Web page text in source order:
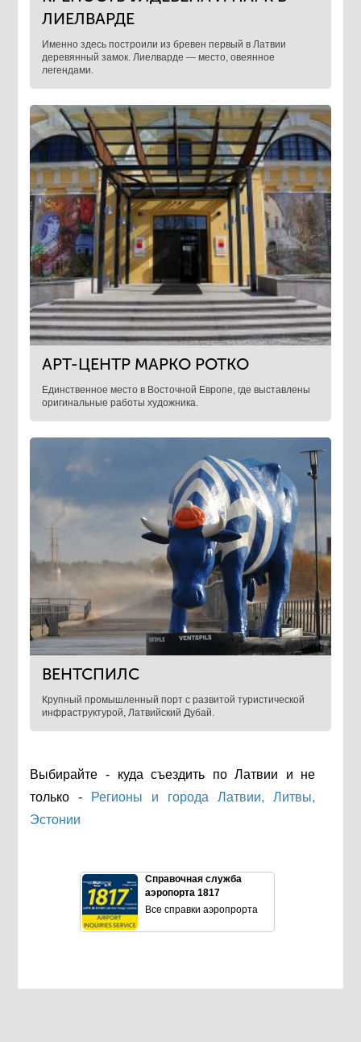
ЛИЕЛВАРДЕ
Именно здесь построили из бревен первый в Латвии
деревянный замок. Лиелварде — место, овеянное
легендами.
АРТ-ЦЕНТР МАРКО РОТКО
Единственное место в Восточной Европе, где выставлены
оригинальные работы художника.
ВЕНТСПИЛС
Крупный промышленный порт с развитой туристической
инфраструктурой, Латвийский Дубай.
Выбирайте - куда съездить по Латвии и не
только - Регионы и города Латвии, Литвы,
Эстонии
Справочная служба
аэропорта 1817
Все справки аэропрорта